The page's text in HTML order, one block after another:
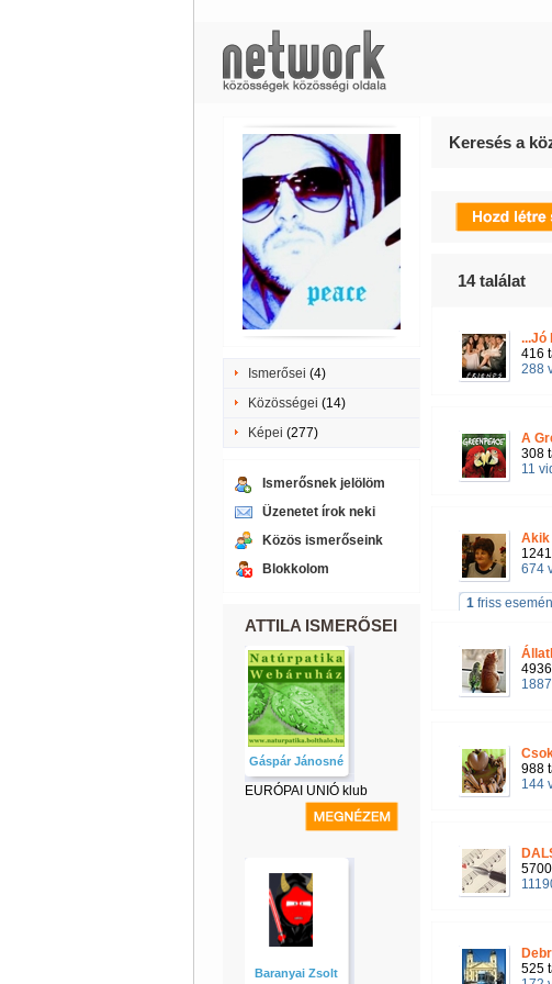
Ismerősei (4)
Közösségei (14)
Képei (277)
Ismerősnek jelölöm
Üzenetet írok neki
Közös ismerőseink
Blokkolom
ATTILA ISMERŐSEI
Gáspár Jánosné
EURÓPAI UNIÓ klub
Baranyai Zsolt
Keresés a
14találat
...Jó
416
288
A
308
11
Akik
674
1friss
988
144
525